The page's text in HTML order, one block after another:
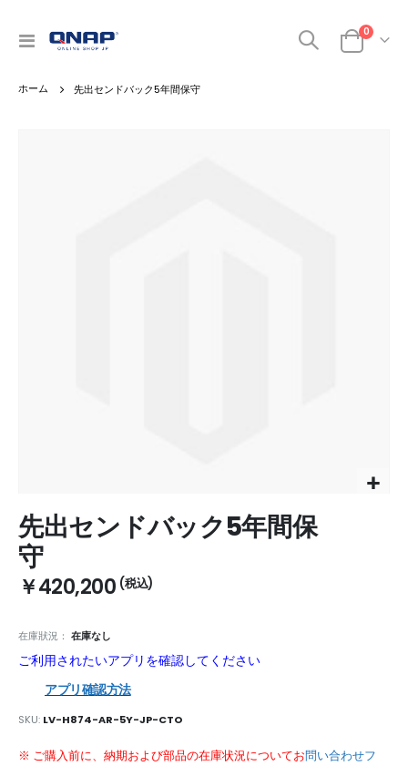
ナ
呼
カート
0商品
先出センドバック5年間保守
to
the
beginning
of
the
gallery
先出センドバック5年間保
守
￥420,200
在庫狀況： 在庫なし
ご利用されたいアプリを確認してください
アプリ確認方法
SKU LV-H874-AR-5Y-JP-CTO
※ ご購入前に、納期および部品の在庫状況についてお問い合わせフ